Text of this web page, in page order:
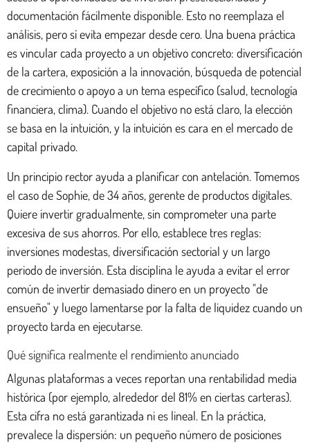
documentación fácilmente disponible. Esto no reemplaza el
análisis, pero sí evita empezar desde cero. Una buena práctica
es vincular cada proyecto a un objetivo concreto: diversificación
de la cartera, exposición a la innovación, búsqueda de potencial
de crecimiento o apoyo a un tema específico (salud, tecnología
financiera, clima). Cuando el objetivo no está claro, la elección
se basa en la intuición, y la intuición es cara en el mercado de
capital privado.
Un principio rector ayuda a planificar con antelación. Tomemos
el caso de Sophie, de 34 años, gerente de productos digitales.
Quiere invertir gradualmente, sin comprometer una parte
excesiva de sus ahorros. Por ello, establece tres reglas:
inversiones modestas, diversificación sectorial y un largo
periodo de inversión. Esta disciplina le ayuda a evitar el error
común de invertir demasiado dinero en un proyecto "de
ensueño" y luego lamentarse por la falta de liquidez cuando un
proyecto tarda en ejecutarse.
Qué significa realmente el rendimiento anunciado
Algunas plataformas a veces reportan una rentabilidad media
histórica (por ejemplo, alrededor del 81% en ciertas carteras).
Esta cifra no está garantizada ni es lineal. En la práctica,
prevalece la dispersión: un pequeño número de posiciones